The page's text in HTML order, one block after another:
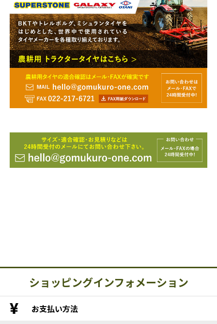
ショッピングインフォメーション
お支払い方法